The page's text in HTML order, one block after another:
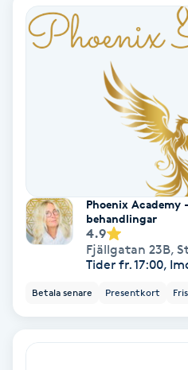
Healing
Herrklippning
Hot Stone Massage
Hot yoga
Huduppstramning
Phoenix Academy
behandlingar
4.9
Fjällgatan 23B,
Tider fr. 17:00,
Betala senare Presentkort